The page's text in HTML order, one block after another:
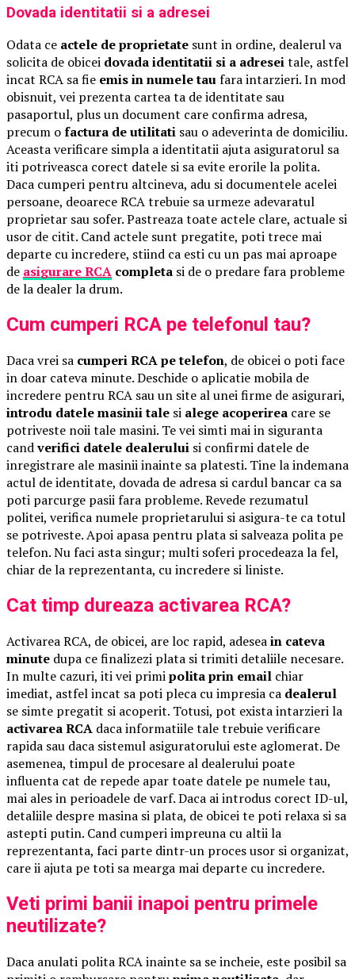
Dovada identitatii si a adresei
Odata ce actele de proprietate sunt in ordine, dealerul va
solicita de obicei dovada identitatii si a adreseitale, astfel
incat RCA sa fie emis in numele taufara intarzieri. In mod
obisnuit, vei prezenta cartea ta de identitate sau
pasaportul, plus un document care confirma adresa,
precum ofactura de utilitati sau o adeverinta de domiciliu.
Aceasta verificare simpla a identitatii ajuta asiguratorul sa
iti potriveasca corect datele si sa evite erorile la polita.
Daca cumperi pentru altcineva, adu si documentele acelei
persoane, deoarece RCA trebuie sa urmeze adevaratul
proprietar sau sofer. Pastreaza toate actele clare, actuale si
usor de citit. Cand actele sunt pregatite, poti trece mai
departe cu incredere, stiind ca esti cu un pas mai aproape
de asigurare RCA completa si de o predare fara probleme
de la dealer la drum.
Cum cumperi RCA pe telefonul tau?
Daca vrei sa cumperi RCA pe telefon, de obicei o poti face
in doar cateva minute. Deschide o aplicatie mobila de
incredere pentru RCA sau un site al unei firme de asigurari,
introdu datele masinii tale si alege acoperirea care se
potriveste noii tale masini. Te vei simti mai in siguranta
candverifici datele dealerului si confirmi datele de
inregistrare ale masinii inainte sa platesti. Tine la indemana
actul de identitate, dovada de adresa si cardul bancar ca sa
poti parcurge pasii fara probleme. Revede rezumatul
politei, verifica numele proprietarului si asigura-te ca totul
se potriveste. Apoi apasa pentru plata si salveaza polita pe
telefon. Nu faci asta singur; multi soferi procedeaza la fel,
chiar de la reprezentanta, cu incredere si liniste.
Cat timp dureaza activarea RCA?
Activarea RCA, de obicei, are loc rapid, adeseain cateva
minute dupa ce finalizezi plata si trimiti detaliile necesare.
In multe cazuri, iti vei primipolita prin email chiar
imediat, astfel incat sa poti pleca cu impresia ca dealerul
se simte pregatit si acoperit. Totusi, pot exista intarzieri la
activarea RCA daca informatiile tale trebuie verificare
rapida sau daca sistemul asiguratorului este aglomerat. De
asemenea, timpul de procesare al dealerului poate
influenta cat de repede apar toate datele pe numele tau,
mai ales in perioadele de varf. Daca ai introdus corect ID-ul,
detaliile despre masina si plata, de obicei te poti relaxa si sa
astepti putin. Cand cumperi impreuna cu altii la
reprezentanta, faci parte dintr-un proces usor si organizat,
care ii ajuta pe toti sa mearga mai departe cu incredere.
Veti primi banii inapoi pentru primele
neutilizate?
Daca anulati polita RCA inainte sa se incheie, este posibil sa